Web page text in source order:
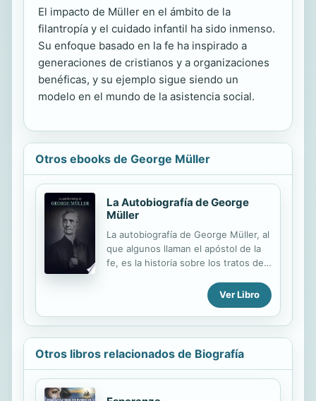
El impacto de Müller en el ámbito de la
filantropía y el cuidado infantil ha sido inmenso.
Su enfoque basado en la fe ha inspirado a
generaciones de cristianos y a organizaciones
benéficas, y su ejemplo sigue siendo un
modelo en el mundo de la asistencia social.
Otros ebooks de George Müller
La Autobiografía de George
Müller
La autobiografía de George Müller, al
que algunos llaman el apóstol de la
fe, es la historia sobre los tratos de
Describe la vida de este siervo
alemán, que por medio de la fe y la
oración, fundó orfanatos en Bristol,
albergar a lo largo del tiempo unos
120,000 huérfanos; y nos deja al
descubierto la manera como este
Ver Libro
Otros libros relacionados de Biografía